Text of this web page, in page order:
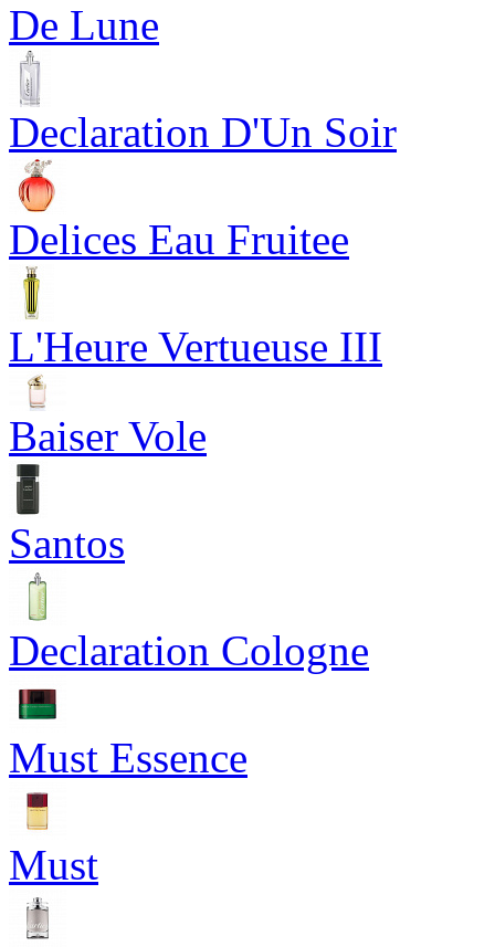
De Lune
Declaration D'Un Soir
Delices Eau Fruitee
L'Heure Vertueuse III
Baiser Vole
Santos
Declaration Cologne
Must Essence
Must